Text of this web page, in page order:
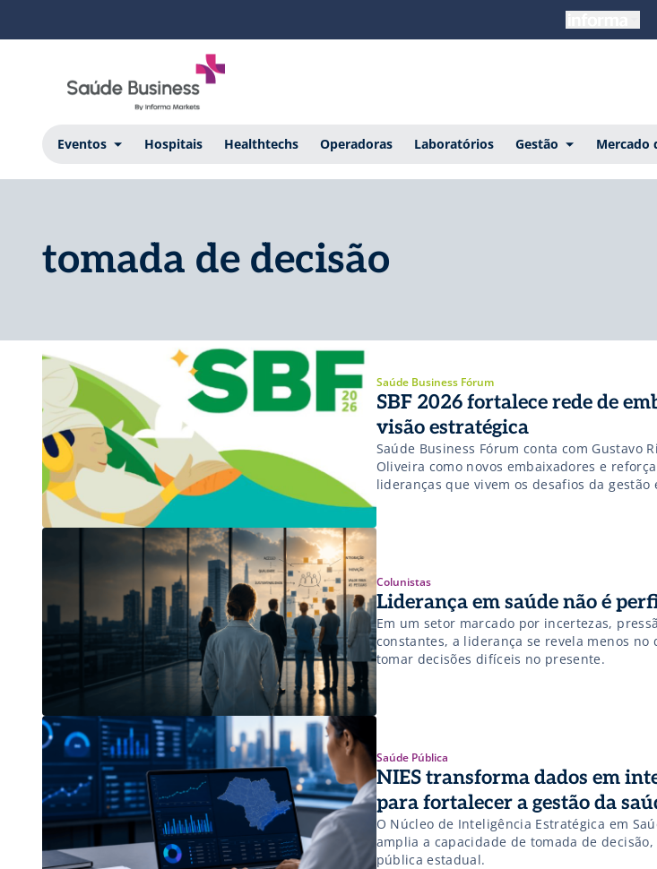
Eventos Hospitais Healthtechs Operadoras Laboratórios Gestão Mercado
tomada de decisão
Saúde Business Fórum
SBF 2026 fortalece rede de
visão estratégica
Saúde Business Fórum conta com Gustavo
Oliveira como novos embaixadores e
lideranças que vivem os desafios da gestão
Colunistas
Liderança em saúde não é
Em um setor marcado por incertezas,
constantes, a liderança se revela menos no
tomar decisões difíceis no presente.
Saúde Pública
NIES transforma dados em
para fortalecer a gestão da
O Núcleo de Inteligência Estratégica em
amplia a capacidade de tomada de
pública estadual.